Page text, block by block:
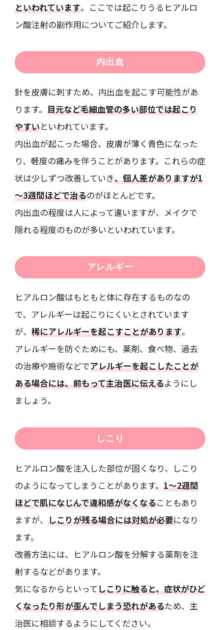
といわれています。ここでは起こりうるヒアルロ
ン酸注射の副作用についてご紹介します。
内出血
針を皮膚に刺すため、内出血を起こす可能性があ
ります。 目元など毛細血管の多い部位では起こり
やすいといわれています。
内出血が起こった場合、皮膚が薄く青色になった
り、軽度の痛みを伴うことがあります。これらの症
状は少しずつ改善していき、個人差がありますが1
～3週間ほどで治るのがほとんどです。
内出血の程度は人によって違いますが、メイクで
隠れる程度のものが多いといわれています。
アレルギー
ヒアルロン酸はもともと体に存在するものなの
で、アレルギーは起こりにくいとされています
が、 稀にアレルギーを起こすことがあります。
アレルギーを防ぐためにも、薬剤、食べ物、過去
の治療や施術などでアレルギーを起こしたことが
ある場合には、前もって主治医に伝えるようにし
ましょう。
しこり
ヒアルロン酸を注入した部位が固くなり、しこり
のようになってしまうことがあります。 1～2週間
ほどで肌になじんで違和感がなくなることもあり
ますが、 しこりが残る場合には対処が必要になり
ます。
改善方法には、ヒアルロン酸を分解する薬剤を注
射するなどがあります。
気になるからといってしこりに触ると、症状がひど
くなったり形が歪んでしまう恐れがあるため、主
治医に相談するようにしてください。